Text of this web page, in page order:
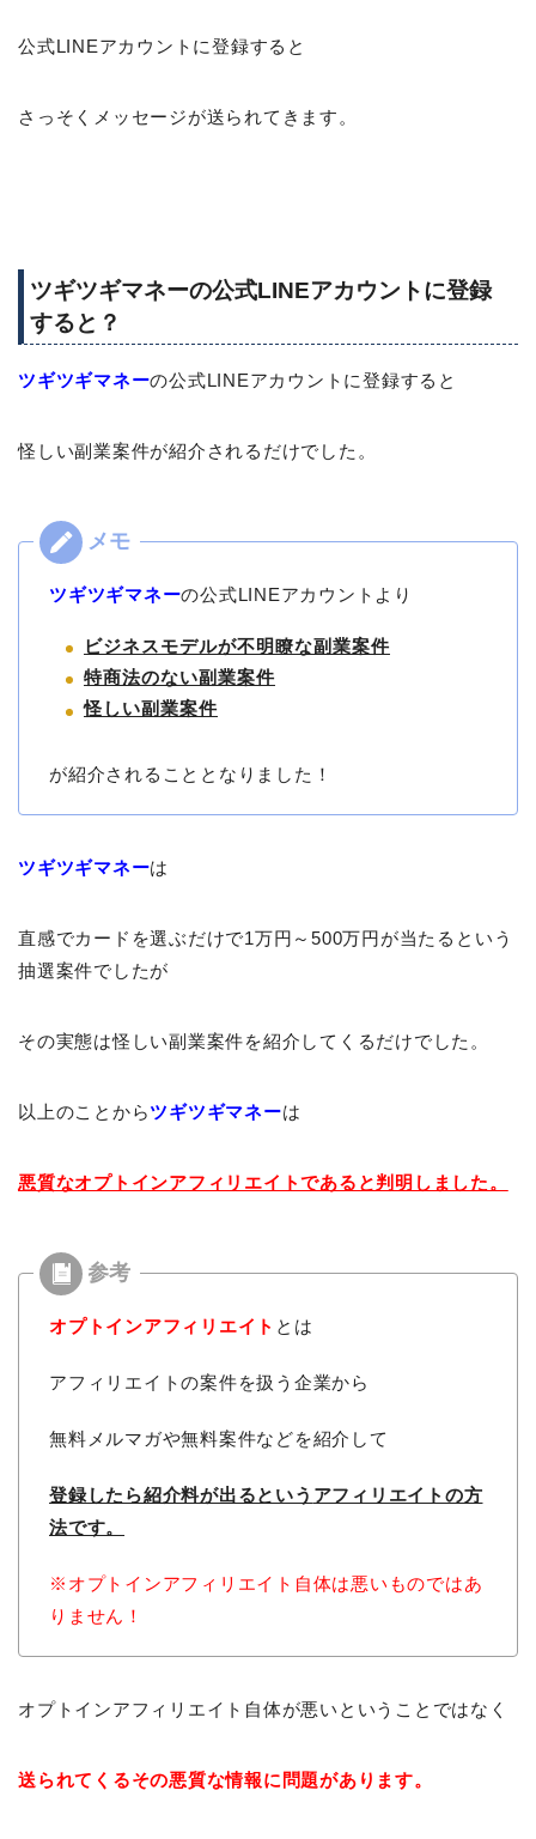
公式LINEアカウントに登録すると
さっそくメッセージが送られてきます。
ツギツギマネーの公式LINEアカウントに登録
すると？
ツギツギマネーの公式LINEアカウントに登録すると
怪しい副業案件が紹介されるだけでした。
ツギツギマネーの公式LINEアカウントより
ビジネスモデルが不明瞭な副業案件
特商法のない副業案件
怪しい副業案件
が紹介されることとなりました！
ツギツギマネーは
直感でカードを選ぶだけで1万円～500万円が当たるという
抽選案件でしたが
その実態は怪しい副業案件を紹介してくるだけでした。
以上のことからツギツギマネーは
悪質なオプトインアフィリエイトであると判明しました。
オプトインアフィリエイト とは
アフィリエイトの案件を扱う企業から
無料メルマガや無料案件などを紹介して
登録したら紹介料が出るという アフィリエイトの方
法です。
※オプトインアフィリエイト自体は悪いものではあ
りません！
オプトインアフィリエイト自体が悪いということではなく
送られてくるその悪質な情報に問題があります。